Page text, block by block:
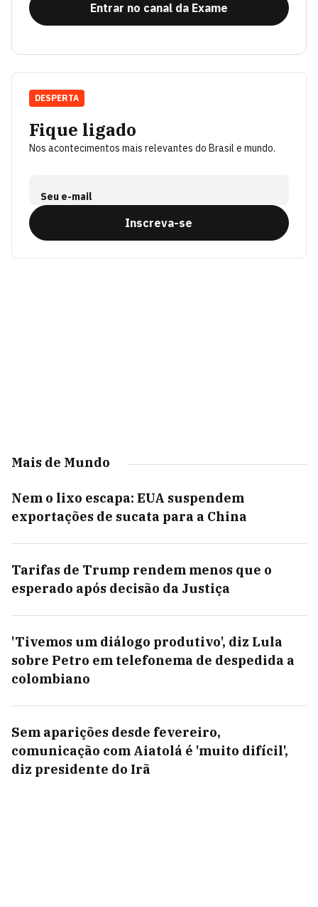
Entrar no canal da Exame
Fique ligado
Nos acontecimentos mais relevantes do Brasil e mundo.
Seu e-mail
Inscreva-se
DESPERTA
Mais de Mundo
Nem o lixo escapa: EUA suspendem
exportações de sucata para a China
Tarifas de Trump rendem menos que o
esperado após decisão da Justiça
'Tivemos um diálogo produtivo', diz Lula
sobre Petro em telefonema de despedida a
colombiano
Sem aparições desde fevereiro,
comunicação com Aiatolá é 'muito difícil',
diz presidente do Irã